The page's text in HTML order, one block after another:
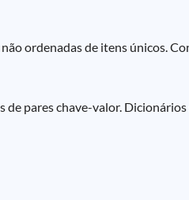
ordenadas de itens únicos.
de pares chave-valor.